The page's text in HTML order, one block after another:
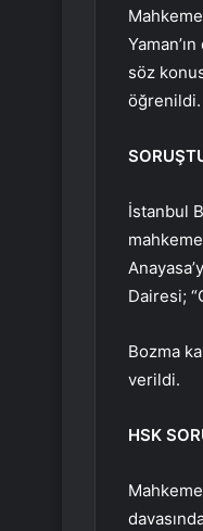
söz
öğrenildi.
İstanbul
Dairesi;
Bozma
verildi.
HSK